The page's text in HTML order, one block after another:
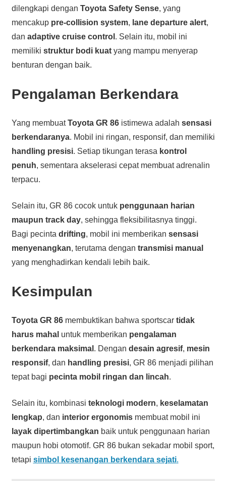
dilengkapi dengan Toyota Safety Sense, yang
mencakup pre-collision system, lane departure alert,
dan adaptive cruise control . Selain itu, mobil ini
memiliki struktur bodi kuatyang mampu menyerap
benturan dengan baik.
Pengalaman Berkendara
Yang membuatToyota GR 86istimewa adalah sensasi
berkendaranya. Mobil ini ringan, responsif, dan memiliki
handling presisi. Setiap tikungan terasa kontrol
penuh, sementara akselerasi cepat membuat adrenalin
terpacu.
Selain itu, GR 86 cocok untuk penggunaan harian
maupun track day, sehingga fleksibilitasnya tinggi.
Bagi pecinta drifting, mobil ini memberikan sensasi
menyenangkan, terutama dengan transmisi manual
yang menghadirkan kendali lebih baik.
Kesimpulan
Toyota GR 86membuktikan bahwa sportscar tidak
harus mahal untuk memberikan pengalaman
berkendara maksimal . Dengan desain agresif, mesin
responsif, dan handling presisi, GR 86 menjadi pilihan
tepat bagi pecinta mobil ringan dan lincah.
Selain itu, kombinasi teknologi modern, keselamatan
lengkap, dan interior ergonomismembuat mobil ini
layak dipertimbangkan baik untuk penggunaan harian
maupun hobi otomotif. GR 86 bukan sekadar mobil sport,
tetapi simbol kesenangan berkendara sejati.